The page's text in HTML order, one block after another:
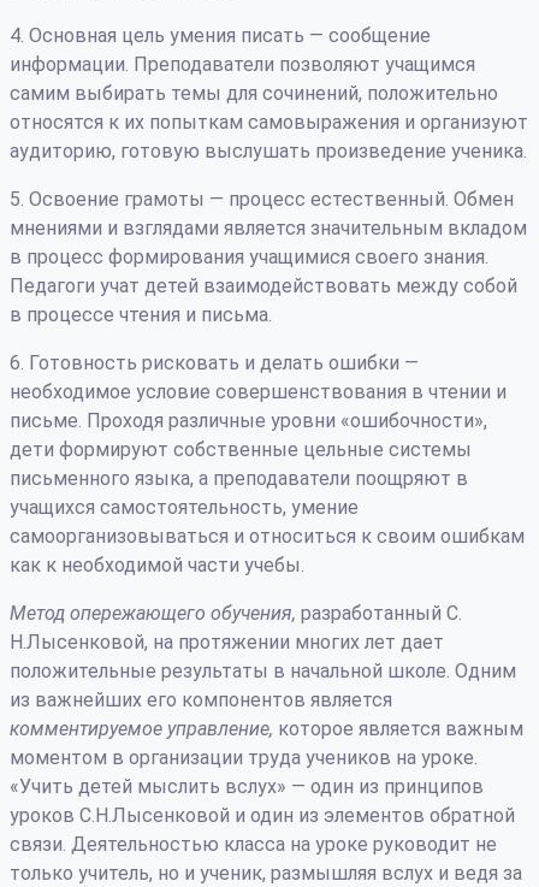
4. Основная цель умения писать — сообщение
информации. Преподаватели позволяют учащимся
самим выбирать темы для сочинений, положительно
относятся к их попыткам самовыражения и организуют
аудиторию, готовую выслушать произведение ученика.
5. Освоение грамоты — процесс естественный. Обмен
мнениями и взглядами является значительным вкладом
в процесс формирования учащимися своего знания.
Педагоги учат детей взаимодействовать между собой
в процессе чтения и письма.
6. Готовность рисковать и делать ошибки —
необходимое условие совершенствования в чтении и
письме. Проходя различные уровни «ошибочности»,
дети формируют собственные цельные системы
письменного языка, а преподаватели поощряют в
учащихся самостоятельность, умение
самоорганизовываться и относиться к своим ошибкам
как к необходимой части учебы.
Метод опережающего обучения, разработанный С.
Н.Лысенковой, на протяжении многих лет дает
положительные результаты в начальной школе. Одним
из важнейших его компонентов является
комментируемое управление, которое является важным
моментом в организации труда учеников на уроке.
«Учить детей мыслить вслух» — один из принципов
уроков С.Н.Лысенковой и один из элементов обратной
связи. Деятельностью класса на уроке руководит не
только учитель, но и ученик, размышляя вслух и ведя за